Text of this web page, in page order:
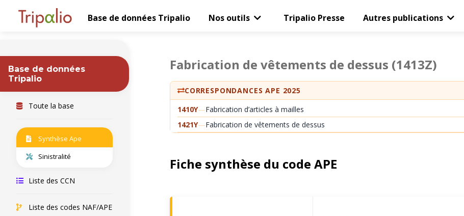
Base de données Tripalio Nos outils Tripalio Presse Autres publications
Base de données
Tripalio
Toute la base
Synthèse Ape
Sinistralité
Liste des CCN
Liste des codes NAF/APE
Fabrication de vêtements de dessus (1413Z)
CORRESPONDANCES APE 2025
1410Y—Fabrication d’articles à mailles
1421Y—Fabrication de vêtements de dessus
Fiche synthèse du code APE